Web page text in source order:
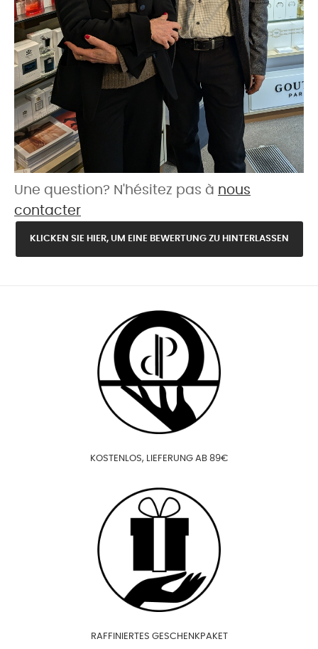
Une question? N'hésitez pas à nous
contacter
KLICKEN SIE HIER, UM EINE BEWERTUNG ZU HINTERLASSEN
KOSTENLOS, LIEFERUNG AB 89€
RAFFINIERTES GESCHENKPAKET